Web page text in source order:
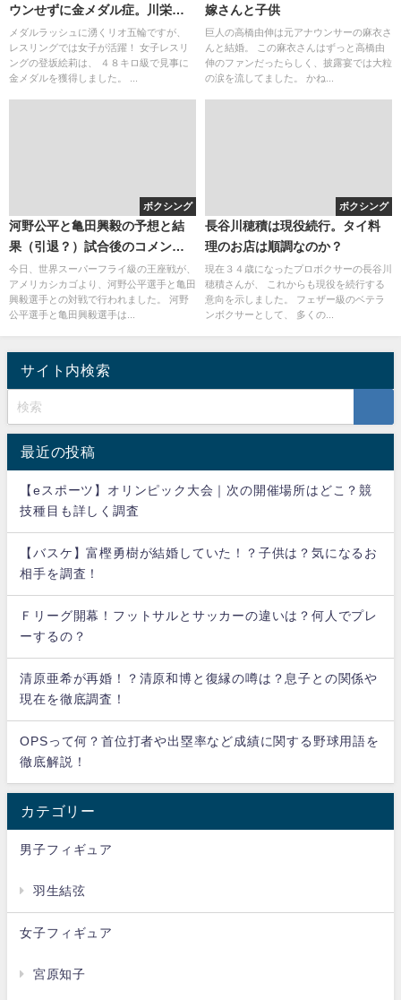
ウンせずに金メダル症。川栄里
奈にそっくり(顔が似てる)
メダルラッシュに湧くリオ五輪ですが、
レスリングでは女子が活躍！ 女子レスリ
ングの登坂絵莉は、 ４８キロ級で見事に
金メダルを獲得しました。 ...
嫁さんと子供
巨人の高橋由伸は元アナウンサーの麻衣さ
んと結婚。 この麻衣さんはずっと高橋由
伸のファンだったらしく、披露宴では大粒
の涙を流してました。 かね...
ボクシング
河野公平と亀田興毅の予想と結
果（引退？）試合後のコメン
ト。評価は変わらず・・・
今日、世界スーパーフライ級の王座戦が、
アメリカシカゴより、河野公平選手と亀田
興毅選手との対戦で行われました。 河野
公平選手と亀田興毅選手は...
ボクシング
長谷川穂積は現役続行。タイ料
理のお店は順調なのか？
現在３４歳になったプロボクサーの長谷川
穂積さんが、 これからも現役を続行する
意向を示しました。 フェザー級のベテラ
ンボクサーとして、 多くの...
サイト内検索
最近の投稿
【eスポーツ】オリンピック大会｜次の開催場所はどこ？競
技種目も詳しく調査
【バスケ】富樫勇樹が結婚していた！？子供は？気になるお
相手を調査！
Ｆリーグ開幕！フットサルとサッカーの違いは？何人でプレ
ーするの？
清原亜希が再婚！？清原和博と復縁の噂は？息子との関係や
現在を徹底調査！
OPSって何？首位打者や出塁率など成績に関する野球用語を
徹底解説！
カテゴリー
男子フィギュア
羽生結弦
女子フィギュア
宮原知子